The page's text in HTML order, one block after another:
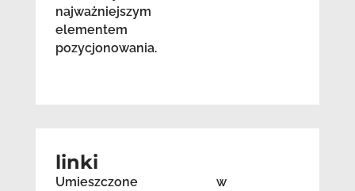
najważniejszym
elementem
pozycjonowania.
linki
Umieszczone w